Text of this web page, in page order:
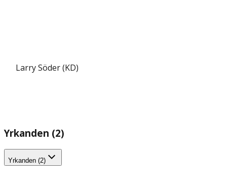
Larry Söder (KD)
Yrkanden (2)
Yrkanden (2)